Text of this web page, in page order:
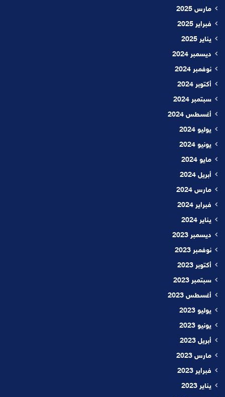
مارس 2025
فبراير 2025
يناير 2025
ديسمبر 2024
نوفمبر 2024
أكتوبر 2024
سبتمبر 2024
أغسطس 2024
يوليو 2024
يونيو 2024
مايو 2024
أبريل 2024
مارس 2024
فبراير 2024
يناير 2024
ديسمبر 2023
نوفمبر 2023
أكتوبر 2023
سبتمبر 2023
أغسطس 2023
يوليو 2023
يونيو 2023
أبريل 2023
مارس 2023
فبراير 2023
يناير 2023